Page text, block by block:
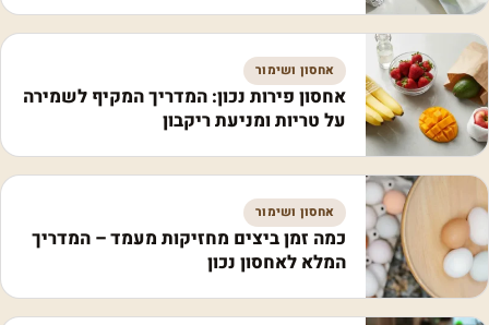
אחסון ושימור
אחסון פירות נכון: המדריך המקיף לשמירה
על טריות ומניעת ריקבון
אחסון ושימור
כמה זמן ביצים מחזיקות מעמד – המדריך
המלא לאחסון נכון